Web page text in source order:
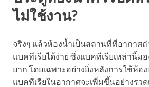
ไม่ใช้งาน?
จริงๆ แล้วห้องน้ำเป็นสถานที่ที่อากาศถ่
แบคทีเรียได้ง่าย ซึ่งแบคทีเรียเหล่านี้ม
ยาก โดยเฉพาะอย่างยิ่งหลังการใช้ห้อ
แบคทีเรียในอากาศจะเพิ่มขึ้นอย่างรว